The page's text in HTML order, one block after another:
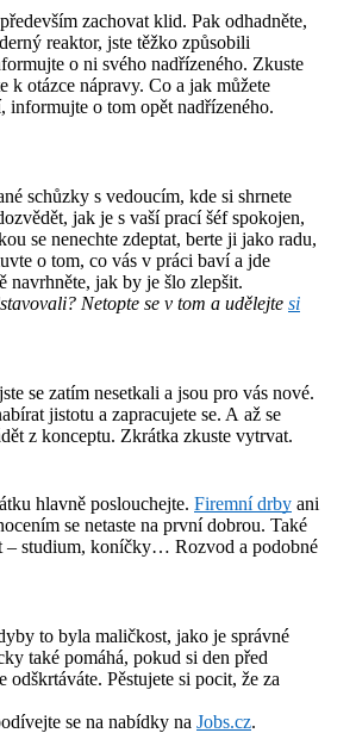
zachovat klid. Pak odhadněte,
reaktor, jste těžko způsobili
o ni svého nadřízeného. Zkuste
k otázce nápravy. Co a jak můžete
informujte o tom opět nadřízeného.
schůzky s vedoucím, kde si shrnete
jak je s vaší prací šéf spokojen,
se nenechte zdeptat, berte ji jako radu,
o tom, co vás v práci baví a jde
navrhněte, jak by je šlo zlepšit.
Netopte se v tom a udělejte si
se zatím nesetkali a jsou pro vás nové.
jistotu a zapracujete se. A až se
z konceptu. Zkrátka zkuste vytrvat.
hlavně poslouchejte. Firemní drby ani
se netaste na první dobrou. Také
– studium, koníčky… Rozvod a podobné
to byla maličkost, jako je správné
také pomáhá, pokud si den před
Pěstujete si pocit, že za
se na nabídky na Jobs.cz.